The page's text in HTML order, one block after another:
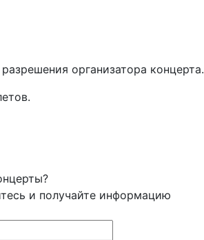
организатора концерта.
и получайте информацию